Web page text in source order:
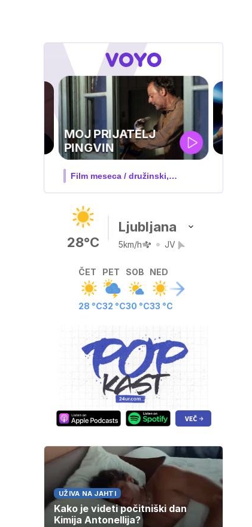
UEFA
SUPERPOKAL
V živo na VOYO: sreda ob 20.30
28°C
Ljubljana
5km/h JV
ČET
28 °C
PET
32 °C
SOB
30 °C
NED
33 °C
UŽIVA NA JAHTI
Kako je videti počitniški dan
Kimija Antonellija?